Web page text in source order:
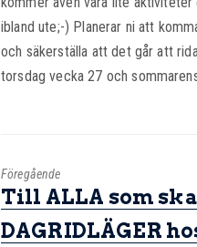
ibland ute;-) Planerar ni att
och säkerställa att det går att
torsdag vecka 27 och
Föregående
Till ALLA som ska
DAGRIDLÄGER